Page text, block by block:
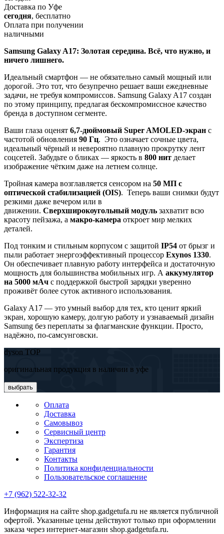
Доставка по Уфе
сегодня, бесплатно
Оплата при получении
наличными
Samsung Galaxy A17: Золотая середина. Всё, что нужно, и
ничего лишнего.
Идеальный смартфон — не обязательно самый мощный или
дорогой. Это тот, что безупречно решает ваши ежедневные
задачи, не требуя компромиссов. Samsung Galaxy A17 создан
по этому принципу, предлагая бескомпромиссное качество
бренда в доступном сегменте.
Ваши глаза оценят 6,7-дюймовый Super AMOLED-экран с
частотой обновления 90 Гц. Это означает сочные цвета,
идеальный чёрный и невероятно плавную прокрутку лент
соцсетей. Забудьте о бликах — яркость в 800 нит делает
изображение чётким даже на летнем солнце.
Тройная камера возглавляется сенсором на 50 МП с
оптической стабилизацией (OIS). Теперь ваши снимки будут
резкими даже вечером или в
движении. Сверхширокоугольный модуль захватит всю
красоту пейзажа, а макро-камера откроет мир мелких
деталей.
Под тонким и стильным корпусом с защитой IP54 от брызг и
пыли работает энергоэффективный процессор Exynos 1330.
Он обеспечивает плавную работу интерфейса и достаточную
мощность для большинства мобильных игр. А аккумулятор
на 5000 мАч с поддержкой быстрой зарядки уверенно
проживёт более суток активного использования.
Galaxy A17 — это умный выбор для тех, кто ценит яркий
экран, хорошую камеру, долгую работу и узнаваемый дизайн
Samsung без переплаты за флагманские функции. Просто,
надёжно, по-самсунговски.
dyson TOP
оригинальная продукция в наличии в уфе
выбрать
Оплата
Доставка
Самовывоз
Сервисный центр
Экспертиза
Гарантия
Контакты
Политика конфиденциальности
Пользовательское соглашение
+7 (962) 522-32-32
Информация на сайте shop.gadgetufa.ru не является публичной
офертой. Указанные цены действуют только при оформлении
заказа через интернет-магазин shop.gadgetufa.ru.